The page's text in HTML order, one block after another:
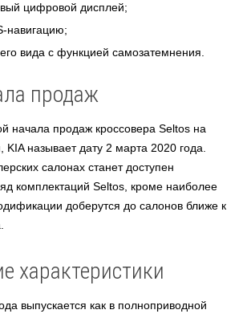
цифровой дисплей;
навигацию;
вида с функцией самозатемнения.
продаж
начала продаж кроссовера Seltos на
KIA называет дату 2 марта 2020 года.
салонах станет доступен
комплектаций Seltos, кроме наиболее
доберутся до салонов ближе к
характеристики
выпускается как в полноприводной